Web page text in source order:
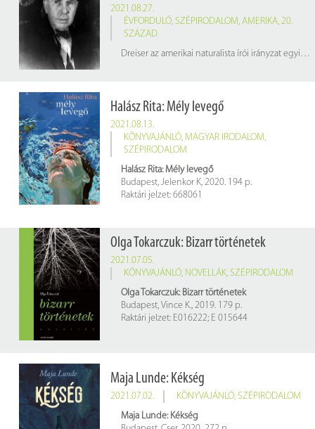
2021.08.27.
ÉVFORDULÓ, SZÉPIRODALOM, AMERIKA, 20.
SZÁZAD
Dreiser az amerikai naturalista írói irányzat egyik úttörője volt, amelynek a 19. századi Európában többek között Émile Zola, Gustave Flaubert és Guy de Maupassant voltak a képviselői. Dreiser karaktereinek emberi értéke a nehézségek állhatatos legyőzésében rejlik, és sorsukban a körülmények az igazán mérvadóak.
Halász Rita: Mély levegő
2021.08.13.
KÖNYVAJÁNLÓ, MAGYAR IRODALOM,
SZÉPIRODALOM
Halász Rita: Mély levegő
Budapest, Jelenkor K, 2020. 194 p.
Raktári jelzet: 668061
Olga Tokarczuk: Bizarr történetek
2021.07.05.
KÖNYVAJÁNLÓ, NOVELLÁK, SZÉPIRODALOM
Olga Tokarczuk: Bizarr történetek
Budapest, Vince K., 2019. 179 p.
Raktári jelzet: E016222; E 015644
Maja Lunde: Kékség
2021.07.02. KÖNYVAJÁNLÓ, SZÉPIRODALOM
Maja Lunde: Kékség